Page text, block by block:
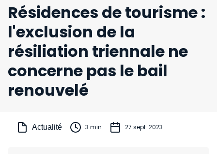
Résidences de tourisme :
l'exclusion de la
résiliation triennale ne
concerne pas le bail
renouvelé
Actualité 3 min 27 sept. 2023